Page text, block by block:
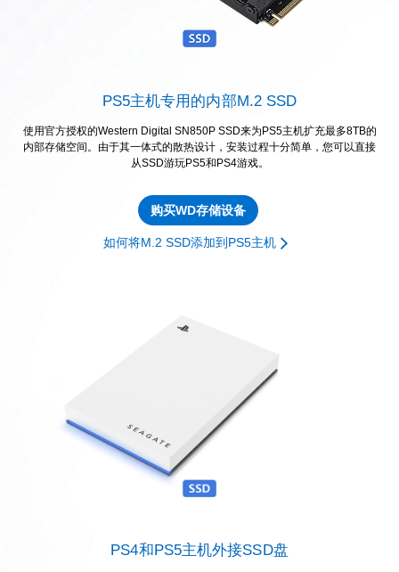
PS5主机专用的内部M.2 SSD
使用官方授权的Western Digital SN850P SSD来为PS5主机扩充最多8TB的
内部存储空间。由于其一体式的散热设计，安装过程十分简单，您可以直接
从SSD游玩PS5和PS4游戏。
购买WD存储设备
如何将M.2 SSD添加到PS5主机
PS4和PS5主机外接SSD盘